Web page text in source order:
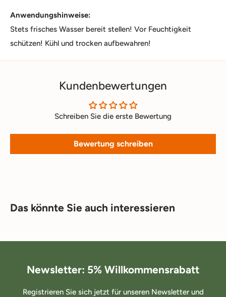
Anwendungshinweise:
Stets frisches Wasser bereit stellen! Vor Feuchtigkeit
schützen! Kühl und trocken aufbewahren!
Kundenbewertungen
Schreiben Sie die erste Bewertung
Bewertung schreiben
Das könnte Sie auch interessieren
Newsletter: 5% Willkommensrabatt
Registrieren Sie sich jetzt für unseren Newsletter und